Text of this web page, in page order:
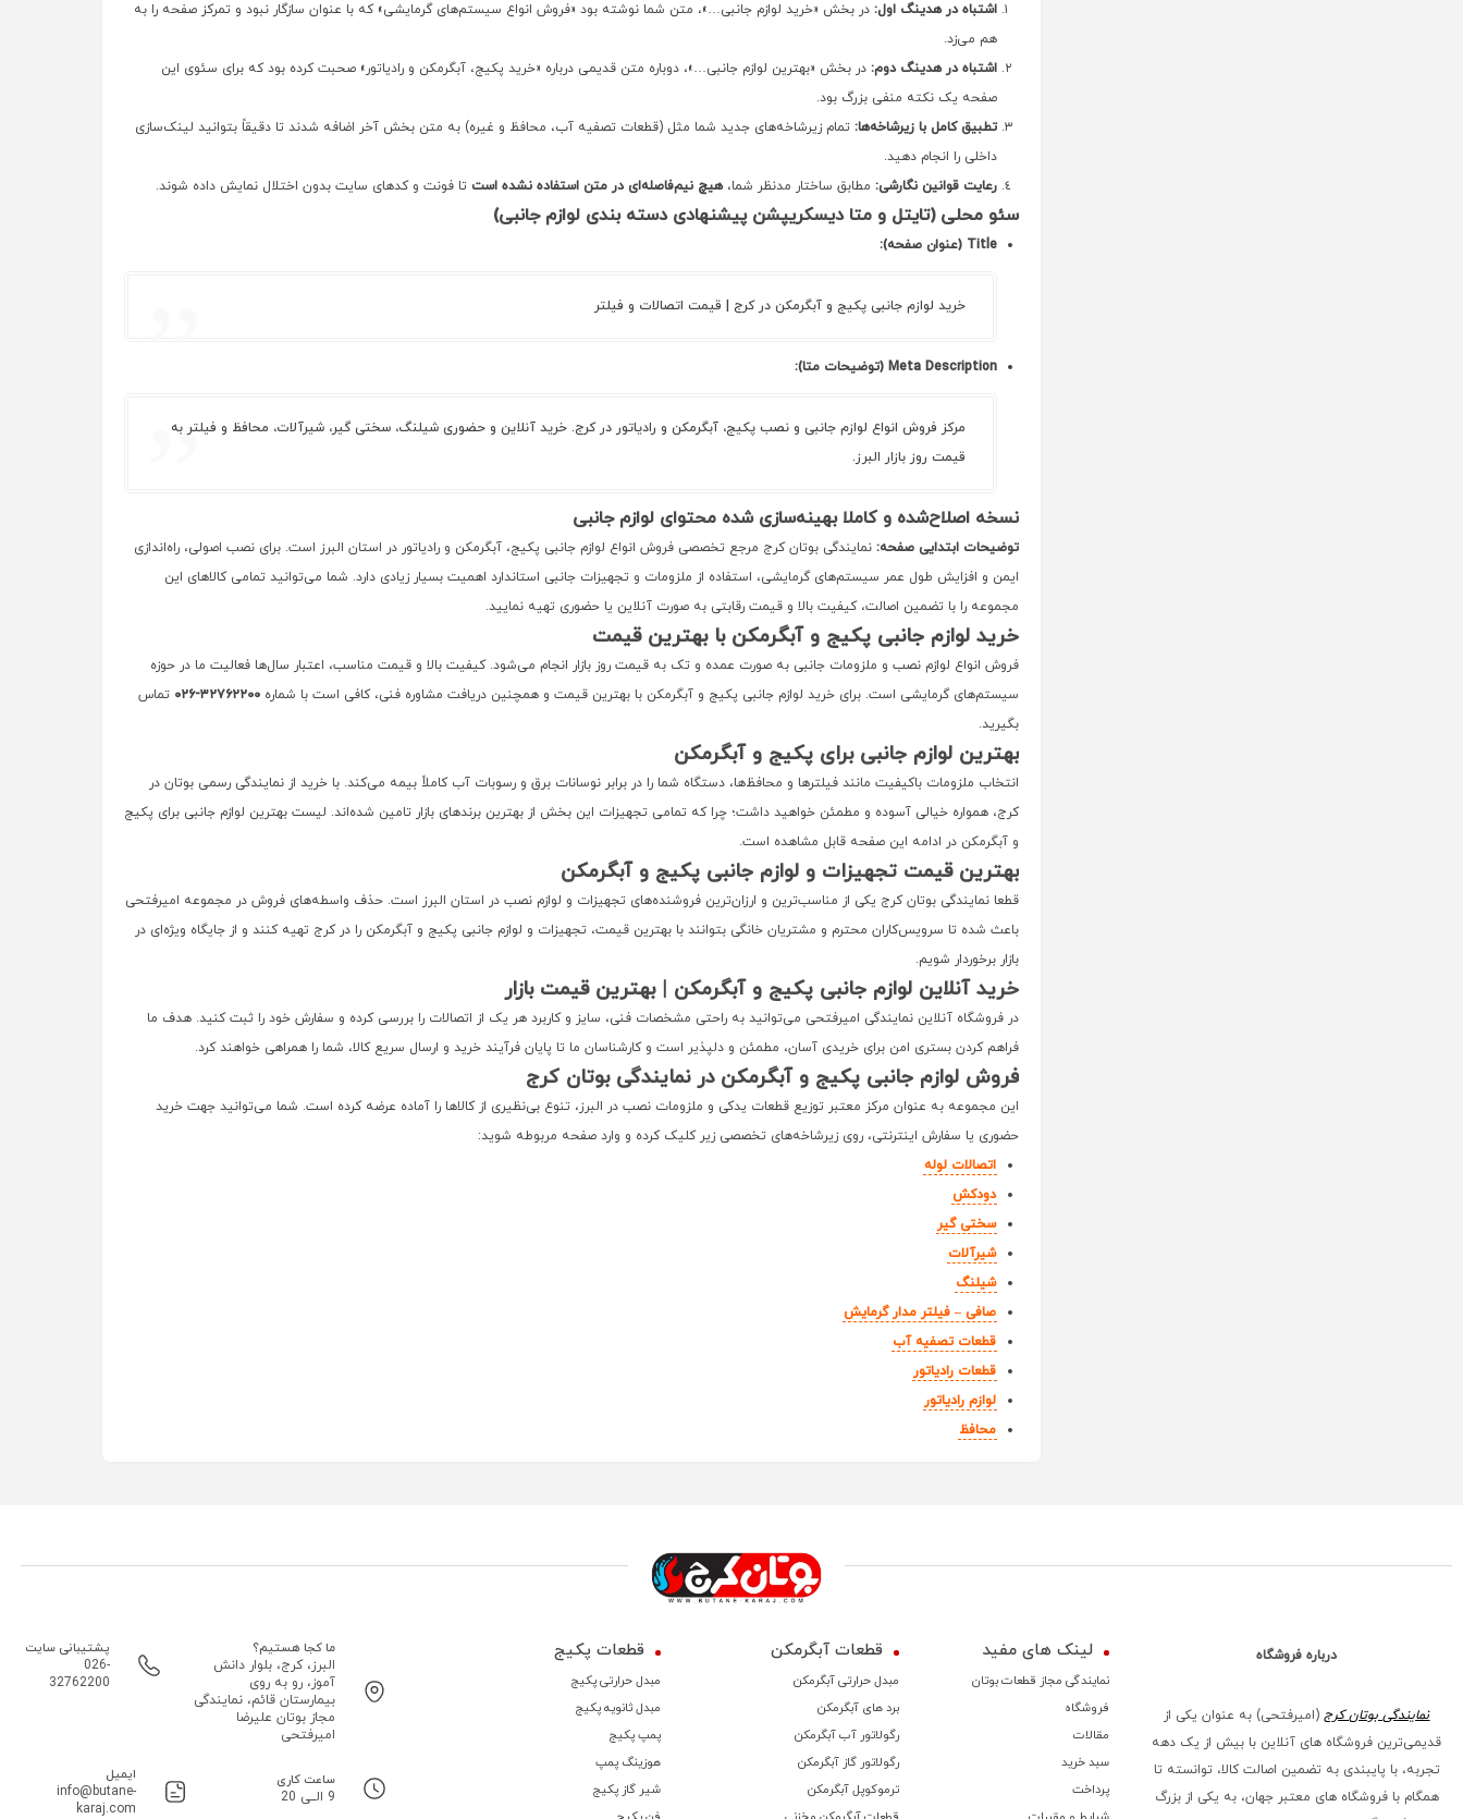
اشتباه در هدینگ اول:در بخش «خرید لوازم جانبی…»، متن شما نوشته بود «فروش انواع سیستم‌های گرمایشی» که با عنوان سازگار نبود و تمرکز صفحه را به
هم می‌زد.
اشتباه در هدینگ دوم:در بخش «بهترین لوازم جانبی…»، دوباره متن قدیمی درباره «خرید پکیج، آبگرمکن و رادیاتور» صحبت کرده بود که برای سئوی این
صفحه یک نکته منفی بزرگ بود.
تطبیق کامل با زیرشاخه‌ها:تمام زیرشاخه‌های جدید شما مثل (قطعات تصفیه آب، محافظ و غیره) به متن بخش آخر اضافه شدند تا دقیقاً بتوانید لینک‌سازی
داخلی را انجام دهید.
رعایت قوانین نگارشی:مطابق ساختار مدنظر شما،هیچ نیم‌فاصله‌ای در متن استفاده نشده استتا فونت و کدهای سایت بدون اختلال نمایش داده شوند.
سئو محلی (تایتل و متا دیسکریپشن پیشنهادی دسته بندی لوازم جانبی)
Title (عنوان صفحه):
خرید لوازم جانبی پکیج و آبگرمکن در کرج | قیمت اتصالات و فیلتر
Meta Description (توضیحات متا):
مرکز فروش انواع لوازم جانبی و نصب پکیج، آبگرمکن و رادیاتور در کرج. خرید آنلاین و حضوری شیلنگ، سختی گیر، شیرآلات، محافظ و فیلتر به
قیمت روز بازار البرز.
نسخه اصلاح‌شده و کاملا بهینه‌سازی شده محتوای لوازم جانبی
توضیحات ابتدایی صفحه:نمایندگی بوتان کرج مرجع تخصصی فروش انواع لوازم جانبی پکیج، آبگرمکن و رادیاتور در استان البرز است. برای نصب اصولی، راه‌اندازی
ایمن و افزایش طول عمر سیستم‌های گرمایشی، استفاده از ملزومات و تجهیزات جانبی استاندارد اهمیت بسیار زیادی دارد. شما می‌توانید تمامی کالاهای این
مجموعه را با تضمین اصالت، کیفیت بالا و قیمت رقابتی به صورت آنلاین یا حضوری تهیه نمایید.
خرید لوازم جانبی پکیج و آبگرمکن با بهترین قیمت
فروش انواع لوازم نصب و ملزومات جانبی به صورت عمده و تک به قیمت روز بازار انجام می‌شود. کیفیت بالا و قیمت مناسب، اعتبار سال‌ها فعالیت ما در حوزه
سیستم‌های گرمایشی است. برای خرید لوازم جانبی پکیج و آبگرمکن با بهترین قیمت و همچنین دریافت مشاوره فنی، کافی است با شماره ۳۲۷۶۲۲۰۰-۰۲۶
تماس
بگیرید.
بهترین لوازم جانبی برای پکیج و آبگرمکن
انتخاب ملزومات باکیفیت مانند فیلترها و محافظ‌ها، دستگاه شما را در برابر نوسانات برق و رسوبات آب کاملاً بیمه می‌کند. با خرید از نمایندگی رسمی بوتان در
کرج، همواره خیالی آسوده و مطمئن خواهید داشت؛ چرا که تمامی تجهیزات این بخش از بهترین برندهای بازار تامین شده‌اند. لیست بهترین لوازم جانبی برای پکیج
و آبگرمکن در ادامه این صفحه قابل مشاهده است.
بهترین قیمت تجهیزات و لوازم جانبی پکیج و آبگرمکن
قطعا نمایندگی بوتان کرج یکی از مناسب‌ترین و ارزان‌ترین فروشنده‌های تجهیزات و لوازم نصب در استان البرز است. حذف واسطه‌های فروش در مجموعه امیرفتحی
باعث شده تا سرویس‌کاران محترم و مشتریان خانگی بتوانند با بهترین قیمت، تجهیزات و لوازم جانبی پکیج و آبگرمکن را در کرج تهیه کنند و از جایگاه ویژه‌ای در
بازار برخوردار شویم.
خرید آنلاین لوازم جانبی پکیج و آبگرمکن | بهترین قیمت بازار
در فروشگاه آنلاین نمایندگی امیرفتحی می‌توانید به راحتی مشخصات فنی، سایز و کاربرد هر یک از اتصالات را بررسی کرده و سفارش خود را ثبت کنید. هدف ما
فراهم کردن بستری امن برای خریدی آسان، مطمئن و دلپذیر است و کارشناسان ما تا پایان فرآیند خرید و ارسال سریع کالا، شما را همراهی خواهند کرد.
فروش لوازم جانبی پکیج و آبگرمکن در نمایندگی بوتان کرج
این مجموعه به عنوان مرکز معتبر توزیع قطعات یدکی و ملزومات نصب در البرز، تنوع بی‌نظیری از کالاها را آماده عرضه کرده است. شما می‌توانید جهت خرید
حضوری یا سفارش اینترنتی، روی زیرشاخه‌های تخصصی زیر کلیک کرده و وارد صفحه مربوطه شوید:
اتصالات لوله
دودکش
سختی گیر
شیرآلات
شیلنگ
صافی – فیلتر مدار گرمایش
قطعات تصفیه آب
قطعات رادیاتور
لوازم رادیاتور
محافظ
درباره فروشگاه
نمایندگی بوتان کرج(امیرفتحی) به عنوان یکی از
قدیمی‌ترین فروشگاه های آنلاین با بیش از یک دهه
تجربه، با پایبندی به تضمین اصالت کالا، توانسته تا
همگام با فروشگاه‌ های معتبر جهان، به یکی از بزرگ‌
لینک های مفید
نمایندگی مجاز قطعات بوتان
فروشگاه
مقالات
سبد خرید
پرداخت
قطعات آبگرمکن
مبدل حرارتی آبگرمکن
برد های آبگرمکن
رگولاتور آب آبگرمکن
رگولاتور گاز آبگرمکن
ترموكوپل آبگرمکن
قطعات پکیج
مبدل حرارتی پکیج
مبدل ثانویه پکیج
پمپ پکیج
هوزینگ پمپ
شیر گاز پکیج
ما کجا هستیم؟
البرز، کرج، بلوار دانش
آموز، رو به روی
بیمارستان قائم، نمایندگی
مجاز بوتان علیرضا
امیرفتحی
پشتیبانی سایت
026-
32762200
ساعت کاری
9 الــی 20
ایمیل
info@butane-
karaj.com